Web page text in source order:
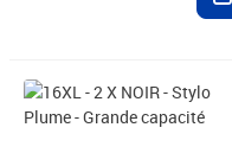
Prix 4,92€ HT